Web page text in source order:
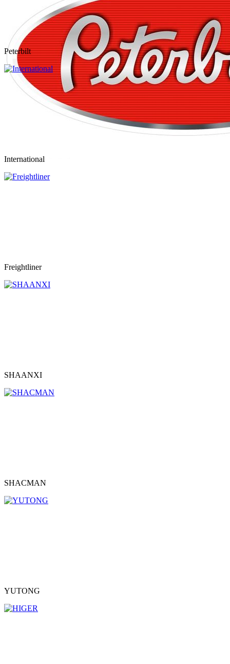
Peterbilt
International
Freightliner
SHAANXI
SHACMAN
YUTONG